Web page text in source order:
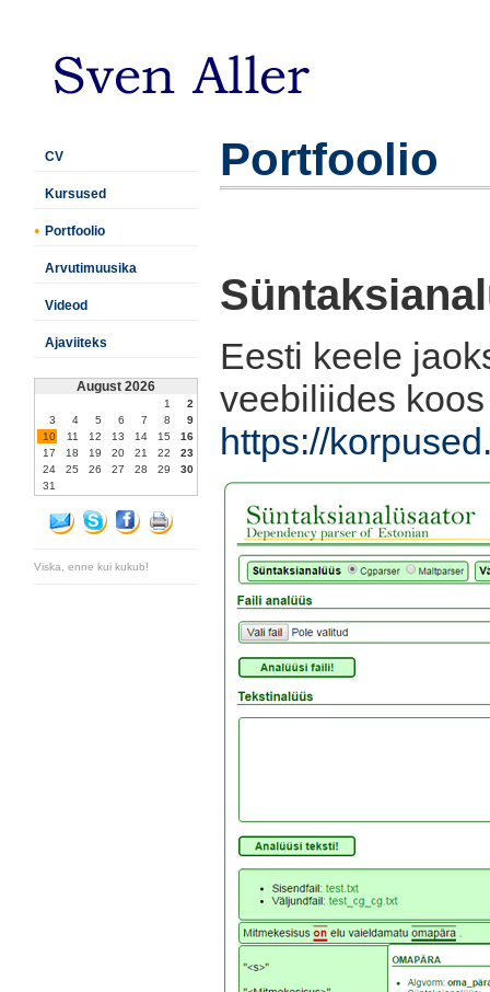
CV
Kursused
Portfoolio
Arvutimuusika
Videod
Ajaviiteks
August 2026
1
2
3
4 5 6 7 8
9
10
11 12 13 14 15
16
17
18 19 20 21 22
23
24
25 26 27 28 29
30
31
Viska, enne kui kukub!
Portfoolio
Eesti keele
veebiliides
https://